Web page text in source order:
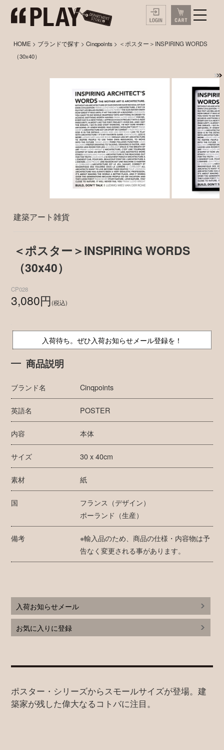
HOME > ブランドで探す >Cinqpoints > ＜ポスター＞INSPIRING WORDS
（30x40）
建築アート雑貨
＜ポスター＞INSPIRING WORDS
（30x40）
CP028
3,080円(税込)
入荷待ち。ぜひ入荷お知らせメール登録を！
商品説明
ブランド名 Cinqpoints
英語名 POSTER
内容 本体
サイズ 30 x 40cm
素材 紙
国
フランス（デザイン）
ポーランド（生産）
備考
※輸入品のため、商品の仕様・内容物は予
告なく変更される事があります。
入荷お知らせメール
お気に入りに登録
ポスター・シリーズからスモールサイズが登場。建
築家が残した偉大なるコトバに注目。